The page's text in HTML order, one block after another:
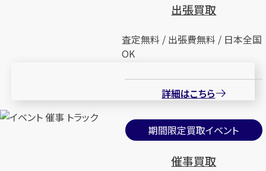
出張買取
査定無料 / 出張費無料 / 日本全国
OK
詳細はこちら
期間限定買取イベント
催事買取